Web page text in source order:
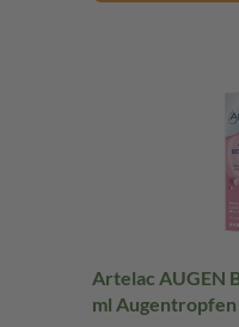
Artelac AUGEN
ml Augentropfen